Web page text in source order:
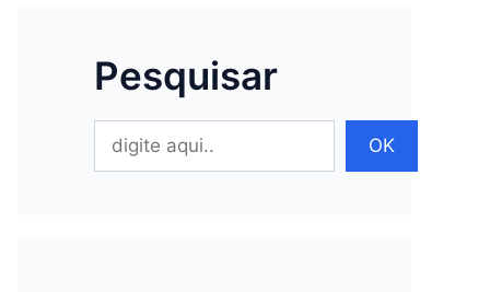
Pesquisar
Pesquisar
OK